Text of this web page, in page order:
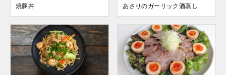
焼豚丼 あさりのガーリック酒蒸し